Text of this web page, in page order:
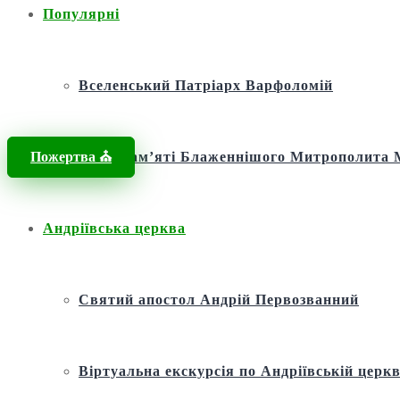
Популярні
Вселенський Патріарх Варфоломій
Фонд пам’яті Блаженнішого
Андріївська церква
Святий апостол Андрій Первозванний
Віртуальна екскурсія по Андріївській
Пожертва ⛪️